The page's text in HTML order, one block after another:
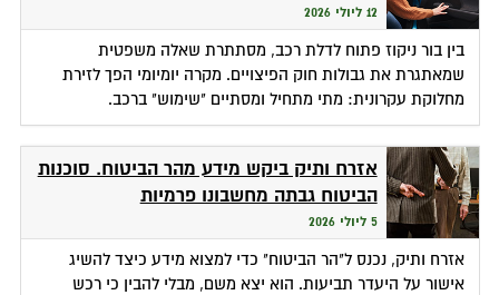
12 ליולי 2026
בין בור ניקוז פתוח לדלת רכב, מסתתרת שאלה משפטית
שמאתגרת את גבולות חוק הפיצויים. מקרה יומיומי הפך לזירת
מחלוקת עקרונית: מתי מתחיל ומסתיים "שימוש" ברכב.
אזרח ותיק ביקש מידע מהר הביטוח. סוכנות
הביטוח גבתה מחשבונו פרמיות
5 ליולי 2026
אזרח ותיק, נכנס ל"הר הביטוח" כדי למצוא מידע כיצד להשיג
אישור על היעדר תביעות. הוא יצא משם, מבלי להבין כי רכש